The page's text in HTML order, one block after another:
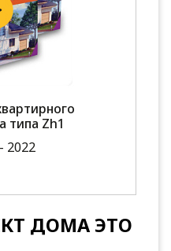
типа Zh1
2022
ДОМА ЭТО